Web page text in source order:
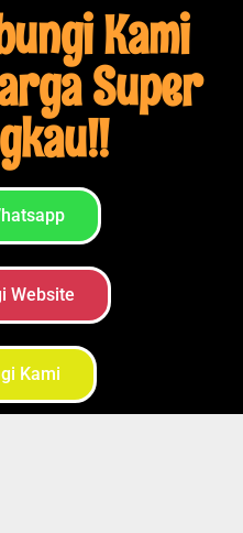
Kami
Super
Website
Kami